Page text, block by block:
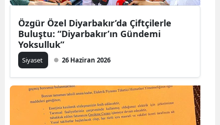
Özgür Özel Diyarbakır’da Çiftçilerle
Buluştu: “Diyarbakır’ın Gündemi
Yoksulluk”
Siyaset 26 Haziran 2026